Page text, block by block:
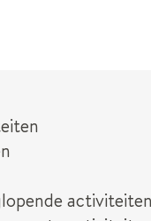
activiteiten